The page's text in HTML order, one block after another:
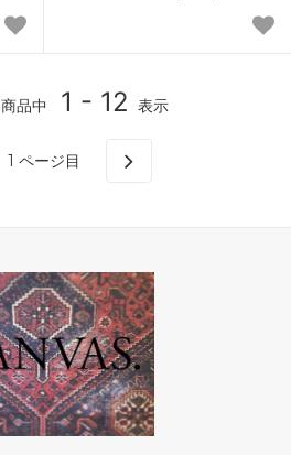
商品中 1 - 12 表示
1 ページ目